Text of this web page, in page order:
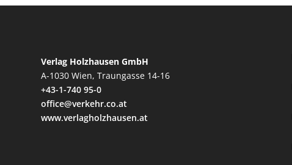
Verlag Holzhausen GmbH
A-1030 Wien, Traungasse 14-16
+43-1-740 95-0
office@verkehr.co.at
www.verlagholzhausen.at